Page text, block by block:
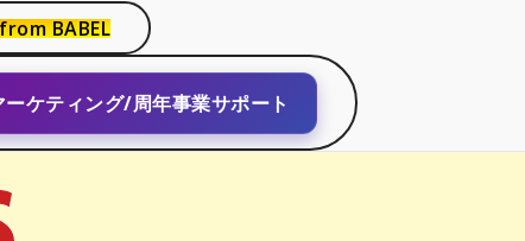
BABEL
ケティング/周年事業サポート